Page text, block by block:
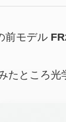
前モデル
たところ光